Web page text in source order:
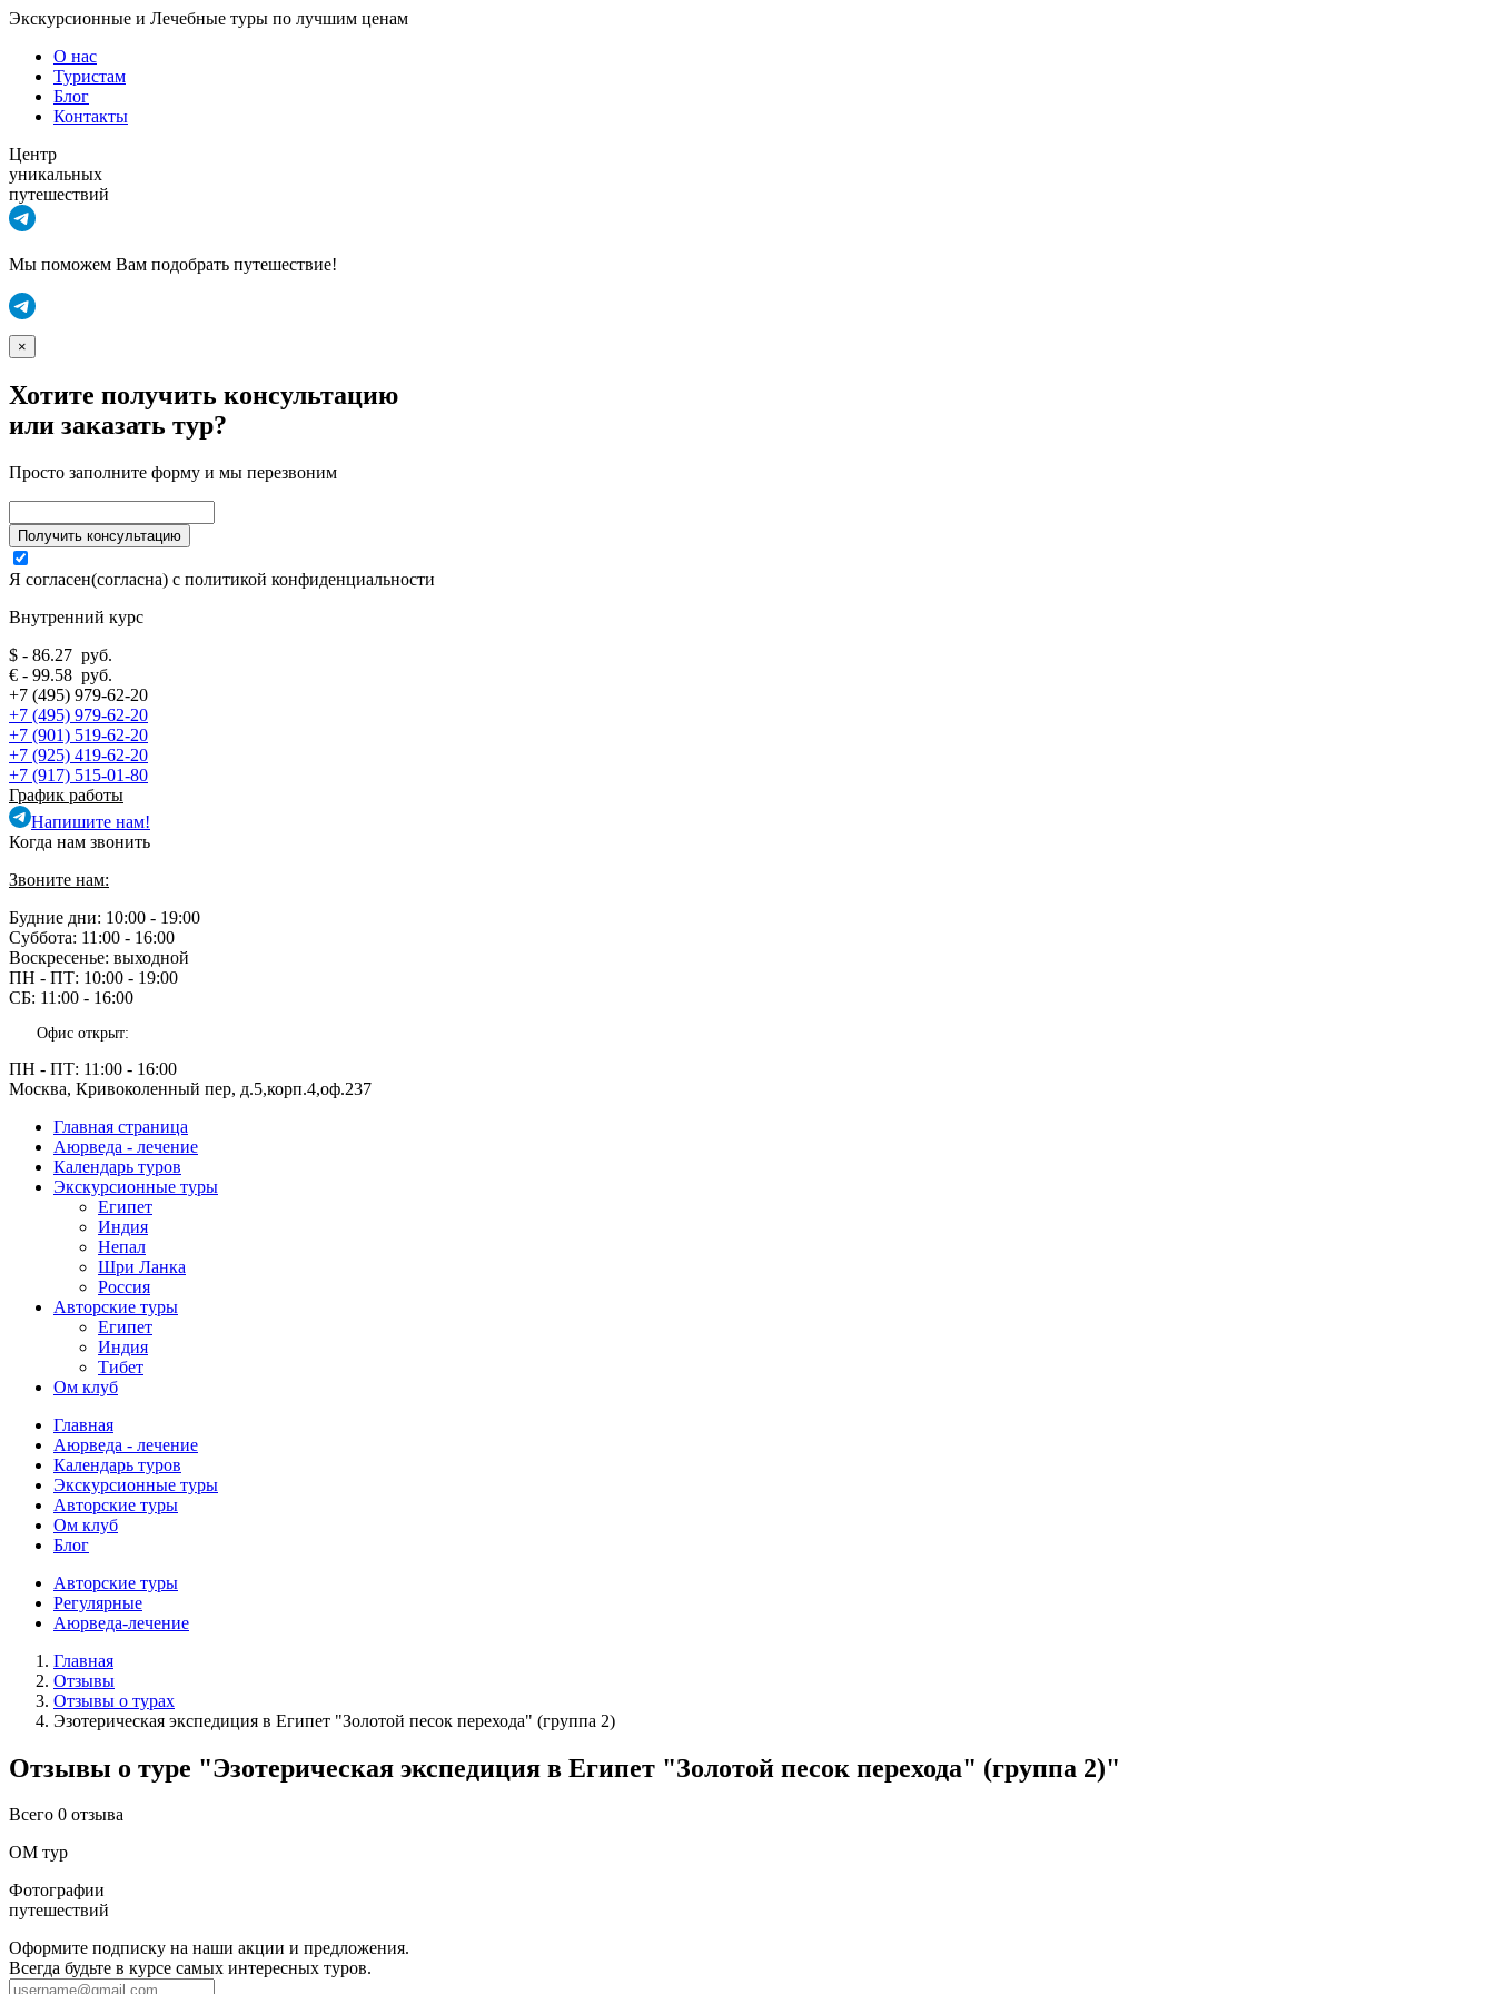
Экскурсионные и Лечебные туры по лучшим ценам
О нас
Туристам
Блог
Контакты
Центр
уникальных
путешествий
Мы поможем Вам подобрать путешествие!
×
Хотите получить консультацию
или заказать тур?
Просто заполните форму и мы перезвоним
Я согласен(согласна) с политикой конфиденциальности
Внутренний курс
$ - 86.27 руб.
€ - 99.58 руб.
+7 (495) 979-62-20
+7 (495) 979-62-20
+7 (901) 519-62-20
+7 (925) 419-62-20
+7 (917) 515-01-80
График работы
Напишите нам!
Когда нам звонить
Звоните нам:
Будние дни: 10:00 - 19:00
Суббота: 11:00 - 16:00
Воскресенье: выходной
ПН - ПТ: 10:00 - 19:00
СБ: 11:00 - 16:00
Офис открыт:
ПН - ПТ: 11:00 - 16:00
Москва, Кривоколенный пер, д.5,корп.4,оф.237
Главная страница
Аюрведа - лечение
Календарь туров
Экскурсионные туры
Египет
Индия
Непал
Шри Ланка
Россия
Авторские туры
Египет
Индия
Тибет
Ом клуб
Главная
Аюрведа - лечение
Календарь туров
Экскурсионные туры
Авторские туры
Ом клуб
Блог
Авторские туры
Регулярные
Аюрведа-лечение
Главная
Отзывы
Отзывы о турах
Эзотерическая экспедиция в Египет "Золотой песок перехода" (группа 2)
Отзывы о туре "Эзотерическая экспедиция в Египет "Золотой песок перехода" (группа 2)"
Всего 0 отзыва
ОМ тур
Фотографии
путешествий
Оформите подписку на наши акции и предложения.
Всегда будьте в курсе самых интересных туров.